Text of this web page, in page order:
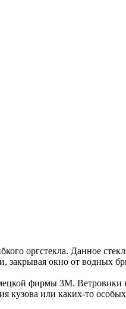
оргстекла. Данное
окно от водных
фирмы 3M.
кузова или каких-то